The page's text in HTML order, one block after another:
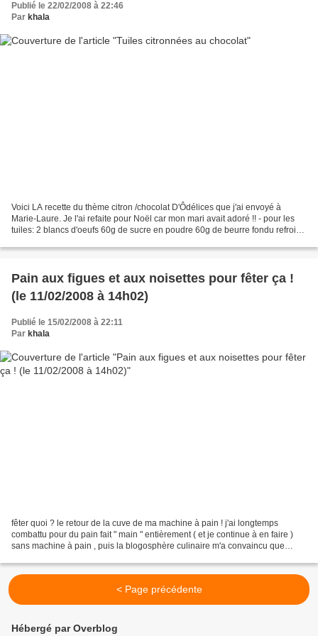
Publié le 22/02/2008 à 22:46
Par khala
Voici LA recette du thème citron /chocolat D'Ôdélices que j'ai envoyé à
Marie-Laure. Je l'ai refaite pour Noël car mon mari avait adoré !! - pour les
tuiles: 2 blancs d'oeufs 60g de sucre en poudre 60g de beurre fondu refroidi
Pain aux figues et aux noisettes pour fêter ça !
(le 11/02/2008 à 14h02)
Publié le 15/02/2008 à 22:11
Par khala
fêter quoi ? le retour de la cuve de ma machine à pain ! j'ai longtemps
combattu pour du pain fait " main " entièrement ( et je continue à en faire )
sans machine à pain , puis la blogosphère culinaire m'a convaincu que
< Page précédente
Hébergé par Overblog